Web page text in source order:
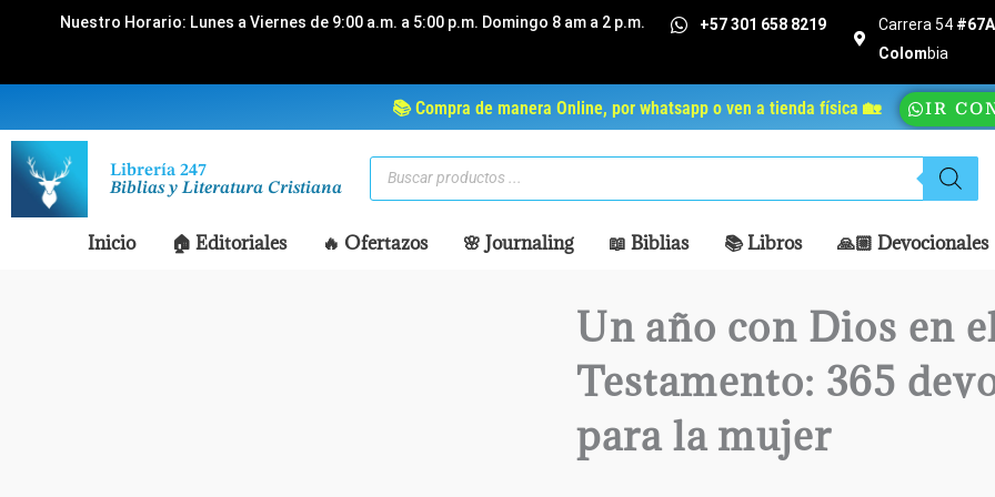
Nuestro Horario: Lunes a Viernes de 9:00 a.m. a 5:00 p.m. Domingo 8 am a 2 p.m. +57 301 658 8219 Carrera 54
Colombia
📚 Compra de manera Online, por whatsapp o ven a tienda física 🏡 IR
Librería 247
Biblias y Literatura Cristiana
Búsqueda
productos
Inicio 🏠 Editoriales 🔥 Ofertazos 🌸 Journaling 📖 Biblias 📚 Libros 🙏🏼 Devocionales
Un año con Dios en
Testamento: 365
para la mujer